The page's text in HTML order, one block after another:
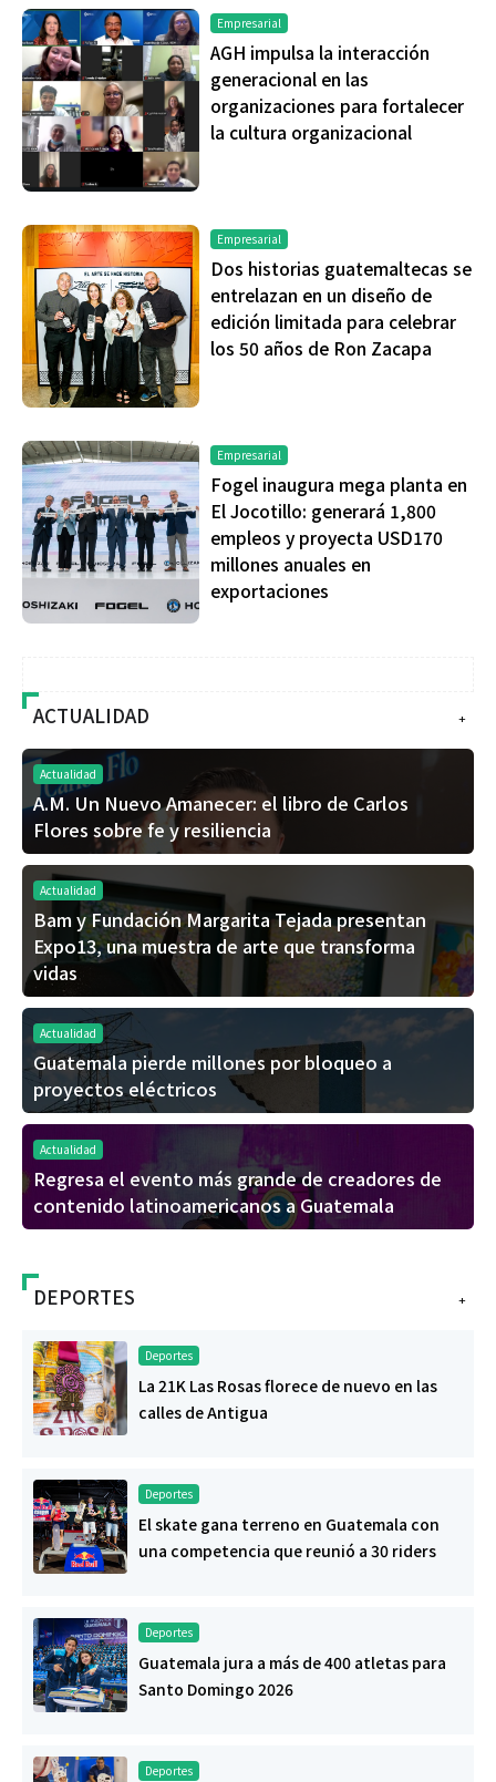
Empresarial
AGH impulsa la interacción
generacional en las
organizaciones para fortalecer
la cultura organizacional
Empresarial
Dos historias guatemaltecas se
entrelazan en un diseño de
edición limitada para celebrar
los 50 años de Ron Zacapa
Empresarial
Fogel inaugura mega planta en
El Jocotillo: generará 1,800
empleos y proyecta USD170
millones anuales en
exportaciones
+
ACTUALIDAD
Actualidad
A.M. Un Nuevo Amanecer: el libro de Carlos
Flores sobre fe y resiliencia
Actualidad
Bam y Fundación Margarita Tejada presentan
Expo13, una muestra de arte que transforma
vidas
Actualidad
Guatemala pierde millones por bloqueo a
proyectos eléctricos
Actualidad
Regresa el evento más grande de creadores de
contenido latinoamericanos a Guatemala
+
DEPORTES
Deportes
La 21K Las Rosas florece de nuevo en las
calles de Antigua
Deportes
El skate gana terreno en Guatemala con
una competencia que reunió a 30 riders
Deportes
Guatemala jura a más de 400 atletas para
Santo Domingo 2026
Deportes